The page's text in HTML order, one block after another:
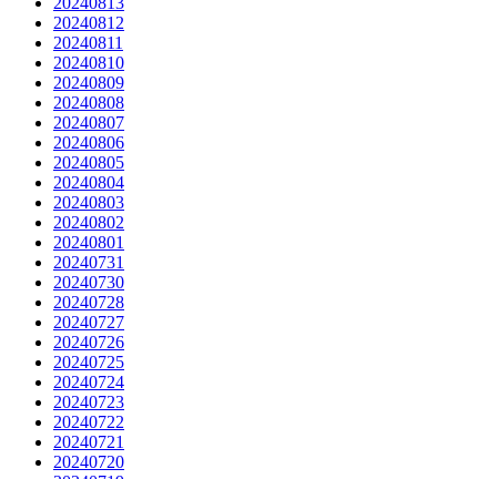
20240812
20240811
20240810
20240809
20240808
20240807
20240806
20240805
20240804
20240803
20240802
20240801
20240731
20240730
20240728
20240727
20240726
20240725
20240724
20240723
20240722
20240721
20240720